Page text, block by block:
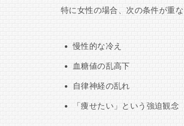
特に女性の場合、次の条件が重
慢性的な冷え
血糖値の乱高下
自律神経の乱れ
「痩せたい」という強迫観念